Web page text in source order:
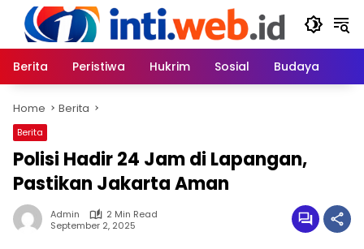
content
Berita
Peristiwa Hukrim Sosial Budaya
Home Berita
Berita
Polisi Hadir 24 Jam di Lapangan,
Pastikan Jakarta Aman
Admin
2 Min Read
September 2, 2025